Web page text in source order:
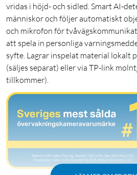
vridas i höjd- och sidled. Smart AI-
människor och följer automatiskt
och mikrofon för
att spela in personliga
syfte. Lagrar inspelat material lokalt
(säljes separat) eller via TP-link
tillkommer).